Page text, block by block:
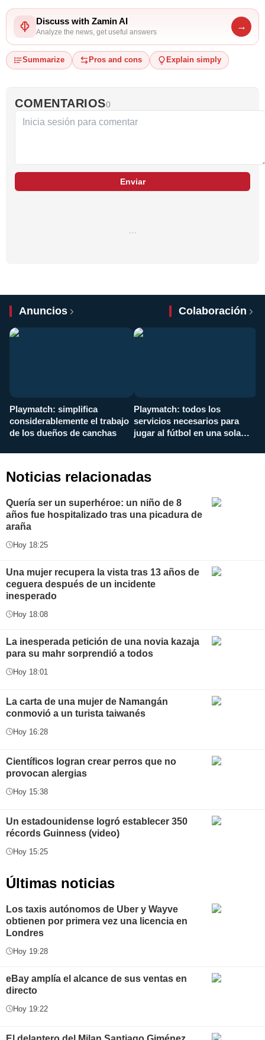
Discuss with Zamin AI
Analyze the news, get useful answers
→
Summarize Pros and cons Explain simply
COMENTARIOS0
Enviar
Anuncios Colaboración
Playmatch: simplifica
considerablemente el trabajo
de los dueños de canchas
Playmatch: todos los
servicios necesarios para
jugar al fútbol en una sola
Noticias relacionadas
Quería ser un superhéroe: un niño de 8
años fue hospitalizado tras una picadura de
araña
Hoy 18:25
Una mujer recupera la vista tras 13 años de
ceguera después de un incidente
inesperado
Hoy 18:08
La inesperada petición de una novia kazaja
para su mahr sorprendió a todos
Hoy 18:01
La carta de una mujer de Namangán
conmovió a un turista taiwanés
Hoy 16:28
Científicos logran crear perros que no
provocan alergias
Hoy 15:38
Un estadounidense logró establecer 350
récords Guinness (video)
Hoy 15:25
Últimas noticias
Los taxis autónomos de Uber y Wayve
obtienen por primera vez una licencia en
Londres
Hoy 19:28
eBay amplía el alcance de sus ventas en
directo
Hoy 19:22